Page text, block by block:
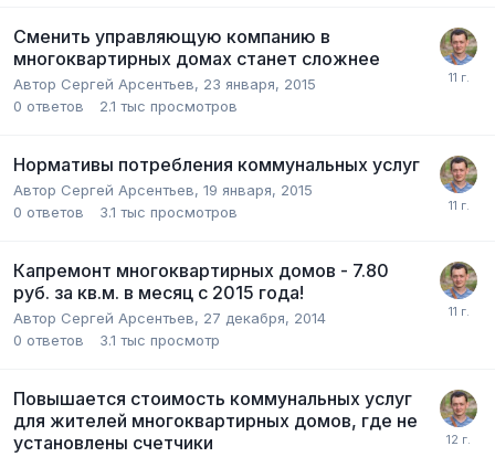
Сменить управляющую компанию в
многоквартирных домах станет сложнее
Автор Сергей Арсентьев, 23 января, 2015
0 ответов 2.1 тыс просмотров
Нормативы потребления коммунальных услуг
Автор Сергей Арсентьев, 19 января, 2015
0 ответов 3.1 тыс просмотров
Капремонт многоквартирных домов - 7.80
руб. за кв.м. в месяц с 2015 года!
Автор Сергей Арсентьев, 27 декабря, 2014
0 ответов 3.1 тыс просмотр
Повышается стоимость коммунальных услуг
для жителей многоквартирных домов, где не
установлены счетчики